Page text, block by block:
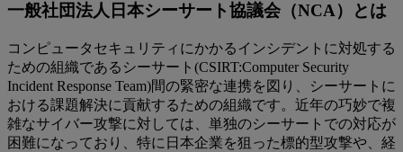
一般社団法人日本シーサート協議会（NCA）とは
コンピュータセキュリティにかかるインシデントに対処する
ための組織であるシーサート(CSIRT:Computer Security
Incident Response Team)間の緊密な連携を図り、シーサートに
おける課題解決に貢献するための組織です。近年の巧妙で複
雑なサイバー攻撃に対しては、単独のシーサートでの対応が
困難になっており、特に日本企業を狙った標的型攻撃や、経